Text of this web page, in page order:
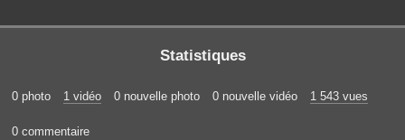
Statistiques
0 photo 1 vidéo 0 nouvelle photo 0 nouvelle vidéo 1 543 vues
0 commentaire